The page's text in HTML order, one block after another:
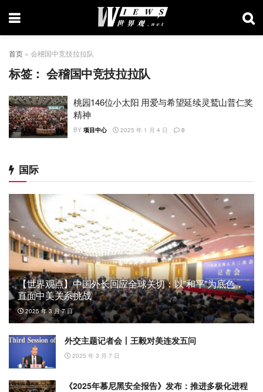
首页 » 会稽国中竞技拉拉队
标签：会稽国中竞技拉拉队
桃园146位小太阳 用爱与希望延续灵鹫山普仁奖
精神
BY 项目中心 2025 年 1 月 4 日 0
国际
【世界观点】中国外长回应全球关切：以”和平”为底色，
直面中美关系挑战
2025 年 3 月 7 日
外交主题记者会丨王毅对美连发五问
2025 年 3 月 7 日
《2025年慕尼黑安全报告》发布：推进多极化进程